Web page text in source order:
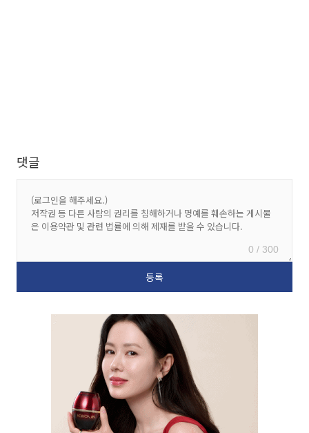
댓글
0 / 300